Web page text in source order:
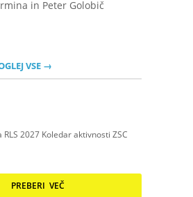
in Peter Golobič
VSE →
2027 Koledar aktivnosti ZSC
PREBERI VEČ